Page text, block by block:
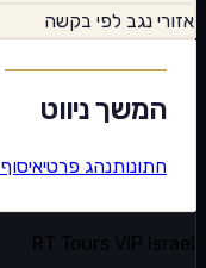
אזורי נגב לפי בקשה
המשך ניווט
חתונותנהג פרטי
RT Tours VIP Israel